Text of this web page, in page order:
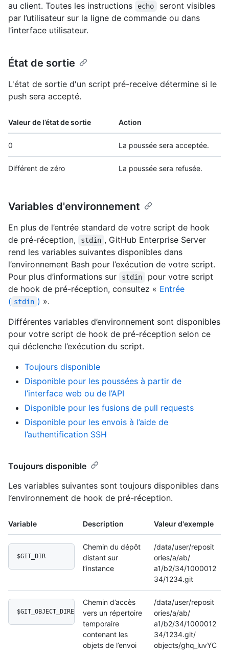
au client. Toutes les instructions
echo
seront visibles
par l’utilisateur sur la ligne de commande ou dans
l’interface utilisateur.
État de sortie
L'état de sortie d'un script pré-receive détermine si le
push sera accepté.
Valeur de l’état de sortie Action
0 La poussée sera acceptée.
Différent de zéro La poussée sera refusée.
Variables d'environnement
En plus de l’entrée standard de votre script de hook
de pré-réception,
stdin , GitHub Enterprise Server
rend les variables suivantes disponibles dans
l’environnement Bash pour l’exécution de votre script.
Pour plus d’informations sur
stdin
pour votre script
de hook de pré-réception, consultez « Entrée
( stdin ) ».
Différentes variables d’environnement sont disponibles
pour votre script de hook de pré-réception selon ce
qui déclenche l’exécution du script.
Toujours disponible
Disponible pour les poussées à partir de
l’interface web ou de l’API
Disponible pour les fusions de pull requests
Disponible pour les envois à l’aide de
l’authentification SSH
Toujours disponible
Les variables suivantes sont toujours disponibles dans
l’environnement de hook de pré-réception.
Variable Description Valeur d'exemple
$GIT_DIR
Chemin du dépôt
distant sur
l’instance
/data/user/reposit
ories/a/ab/
a1/b2/34/1000012
34/1234.git
$GIT_OBJECT_DIRECTORY
Chemin d’accès
vers un répertoire
temporaire
contenant les
objets de l’envoi
/data/user/reposit
ories/a/ab/
a1/b2/34/1000012
34/1234.git/
objects/ghq_luvYC